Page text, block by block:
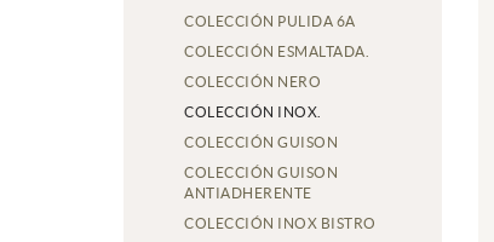
COLECCIÓN PULIDA 6A
COLECCIÓN ESMALTADA.
COLECCIÓN NERO
COLECCIÓN INOX.
COLECCIÓN GUISON
COLECCIÓN GUISON
ANTIADHERENTE
COLECCIÓN INOX BISTRO